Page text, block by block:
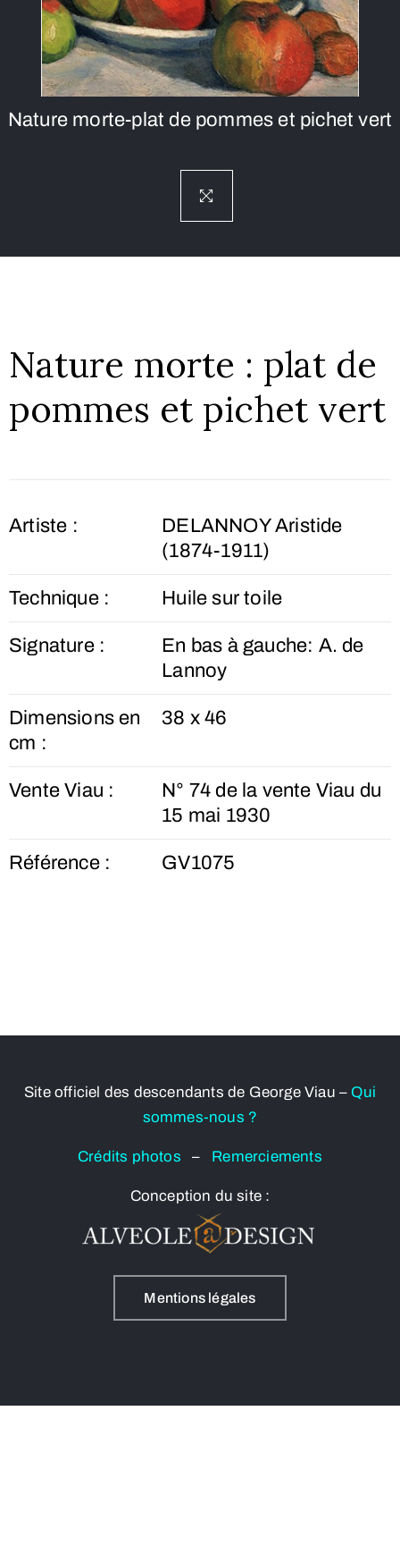
Nature morte-plat de pommes et pichet vert
Nature morte : plat de
pommes et pichet vert
Artiste :
DELANNOY Aristide
(1874-1911)
Technique : Huile sur toile
Signature :
En bas à gauche: A. de
Lannoy
Dimensions en
cm :
38 x 46
Vente Viau :
N° 74 de la vente Viau du
15 mai 1930
Référence : GV1075
Site officiel des descendants de George Viau – Qui
sommes-nous ?
Crédits photos– Remerciements
Conception du site :
Mentions légales